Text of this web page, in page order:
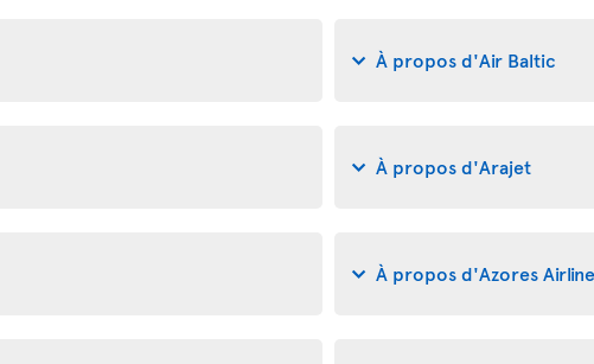
À propos d'Air Baltic
À propos d'Arajet
À propos d'Azores